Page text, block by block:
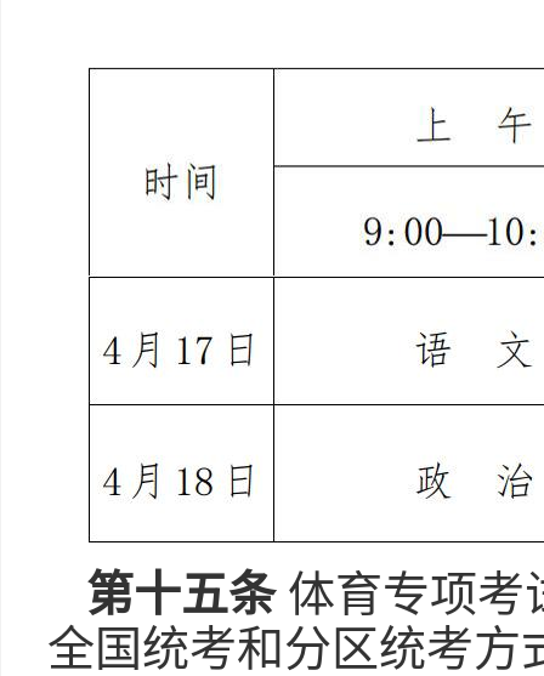
第十五条体育专项考
全国统考和分区统考方